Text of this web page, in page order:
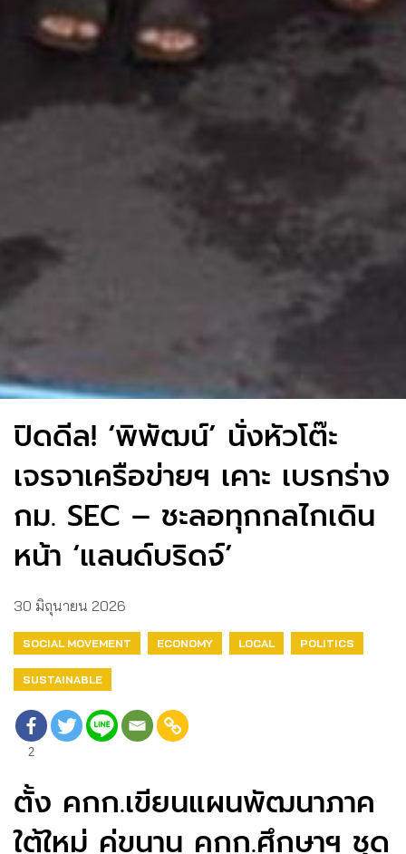
ปิดดีล! ‘พิพัฒน์’ นั่งหัวโต๊ะ
เจรจาเครือข่ายฯ เคาะ เบรกร่าง
กม. SEC – ชะลอทุกกลไกเดิน
หน้า ‘แลนด์บริดจ์’
30 มิถุนายน 2026
SOCIAL MOVEMENT ECONOMY LOCAL POLITICS
SUSTAINABLE
2
ตั้ง คกก.เขียนแผนพัฒนาภาค
ใต้ใหม่ คู่ขนาน คกก.ศึกษาฯ ชุด